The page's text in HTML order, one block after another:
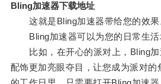
Bling加速器下载地址
这就是Bling加速器带给您的效果
Bling加速器可以为您的日常生活
比如，在开心的派对上，Bling加
配饰更加亮眼夺目，让您成为派对的